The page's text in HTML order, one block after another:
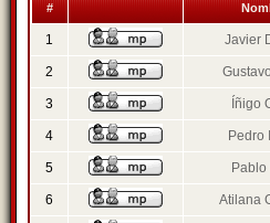
#
1 Javier
2
3 Íñigo
4 Pedro
5
6 Atilana